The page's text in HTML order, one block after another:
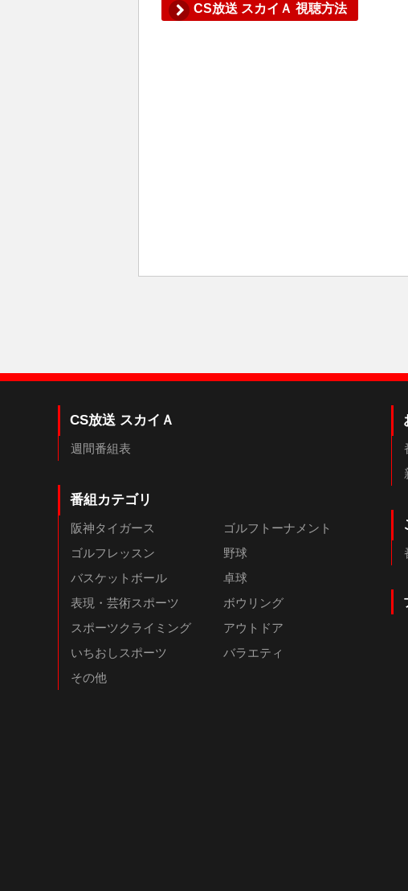
CS放送 スカイＡ 視聴方法
CS放送 スカイＡ
週間番組表
番組カテゴリ
阪神タイガース
ゴルフトーナメント
ゴルフレッスン
野球
バスケットボール
卓球
表現・芸術スポーツ
ボウリング
スポーツクライミング
アウトドア
いちおしスポーツ
バラエティ
その他